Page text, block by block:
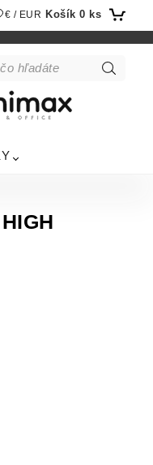
€ / EUR Košík 0 ks